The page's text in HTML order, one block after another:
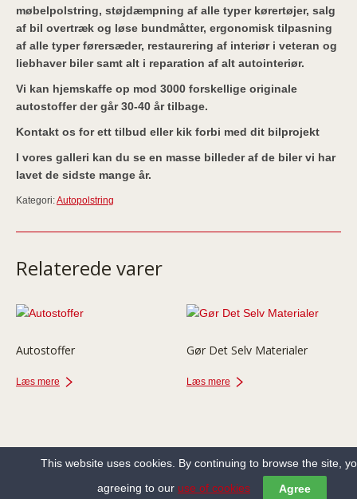
møbelpolstring, støjdæmpning af alle typer kørertøjer, salg
af bil overtræk og løse bundmåtter, ergonomisk tilpasning
af alle typer førersæder, restaurering af interiør i veteran og
liebhaver biler samt alt i reparation af alt autointeriør.
Vi kan hjemskaffe op mod 3000 forskellige originale
autostoffer der går 30-40 år tilbage.
Kontakt os for ett tilbud eller kik forbi med dit bilprojekt
I vores galleri kan du se en masse billeder af de biler vi har
lavet de sidste mange år.
Kategori:Autopolstring
Relaterede varer
Autostoffer
Læs mere
Gør Det Selv Materialer
Læs mere
Copyright ©2013-2022 Holbæk Autosadelmager All Rights Reserved.
This website uses cookies. By continuing to browse the site,
agreeing to our use of cookies Agree